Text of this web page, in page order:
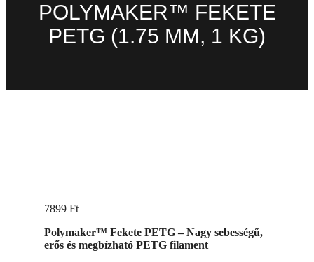
POLYMAKER™ FEKETE
PETG (1.75 MM, 1 KG)
7899 Ft
Polymaker™ Fekete PETG – Nagy sebességű,
erős és megbízható PETG filament